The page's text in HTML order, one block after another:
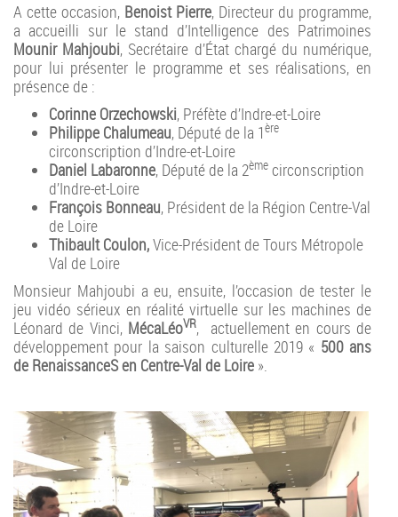
A cette occasion, Benoist Pierre, Directeur du programme,
a accueilli sur le stand d’Intelligence des Patrimoines
Mounir Mahjoubi, Secrétaire d’État chargé du numérique,
pour lui présenter le programme et ses réalisations, en
présence de :
Corinne Orzechowski, Préfète d’Indre-et-Loire
Philippe Chalumeau, Député de la 1ère
circonscription d’Indre-et-Loire
Daniel Labaronne, Député de la 2ème circonscription
d’Indre-et-Loire
François Bonneau, Président de la Région Centre-Val
de Loire
Thibault Coulon,Vice-Président de Tours Métropole
Val de Loire
Monsieur Mahjoubi a eu, ensuite, l’occasion de tester le
jeu vidéo sérieux en réalité virtuelle sur les machines de
Léonard de Vinci, MécaLéoVR, actuellement en cours de
développement pour la saison culturelle 2019 « 500 ans
de RenaissanceS en Centre-Val de Loire ».